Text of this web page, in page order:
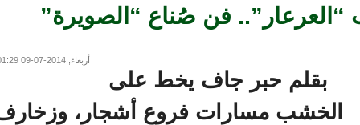
فن صُناع “الصويرة”
أربعاء, 2014-07-09 01:29
بقلم حبر جاف يخط على
الخشب مسارات فروع أشجار، وزخارف